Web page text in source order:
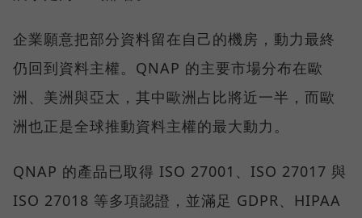
企業願意把部分資料留在自己的機房，動力最終
仍回到資料主權。QNAP 的主要市場分布在歐
洲、美洲與亞太，其中歐洲占比將近一半，而歐
洲也正是全球推動資料主權的最大動力。
QNAP 的產品已取得 ISO 27001、ISO 27017 與
ISO 27018 等多項認證，並滿足 GDPR、HIPAA